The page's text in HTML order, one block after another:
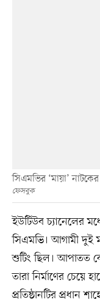
সিএমভির ‘মায়া’
ফেসবুক
ইউটিউব চ্যানেলের
সিএমভি। আগামী দুই
শুটিং ছিল। আপাতত
তারা নির্মাণের চেয়ে
প্রতিষ্ঠানটির প্রধান